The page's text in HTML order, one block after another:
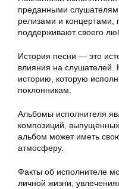
преданными
релизами и концертами,
поддерживают своего
История песни — это
влияния на слушателей.
историю, которую
поклонникам.
Альбомы исполнителя
композиций,
альбом может иметь
атмосферу.
Факты об исполнителе
личной жизни,